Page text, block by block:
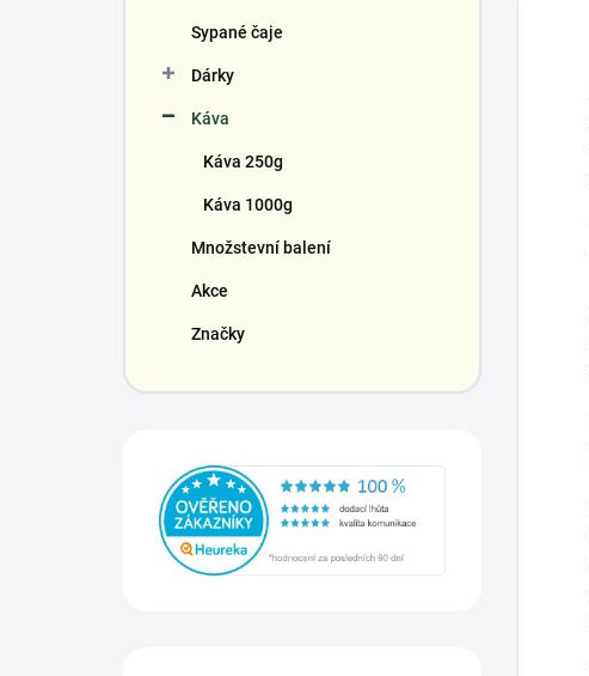
Sypané čaje
Dárky
Káva
Káva 250g
Káva 1000g
Množstevní balení
Akce
Značky